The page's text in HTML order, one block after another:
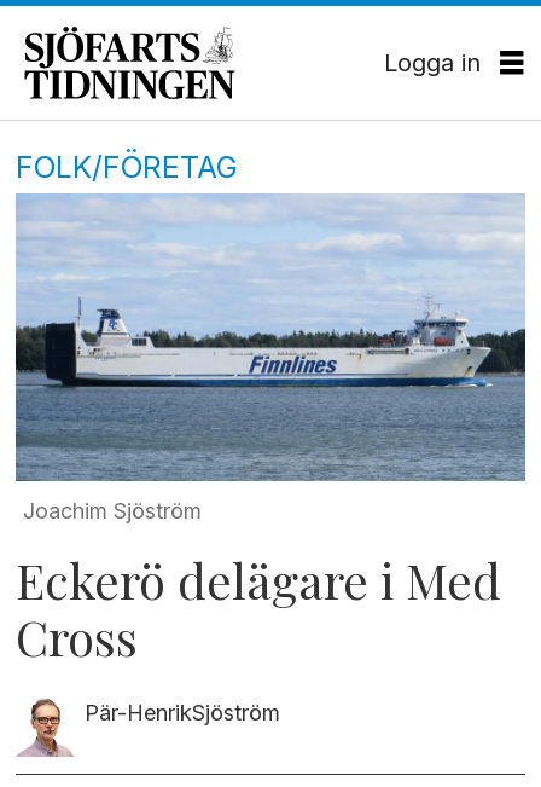
Logga in
FOLK/FÖRETAG
Joachim Sjöström
Eckerö delägare i Med
Cross
Pär-HenrikSjöström